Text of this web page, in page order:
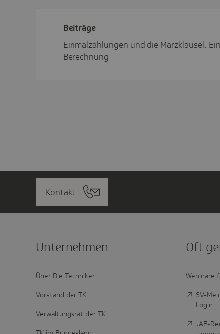
Beiträge
Einmalzahlungen und die Märzklausel:
Berechnung
Kontakt
Unter­nehmen
Über Die Techniker
Vorstand der TK
Verwaltungsrat der TK
Oft
Webinare
SV-
Login
JAE-